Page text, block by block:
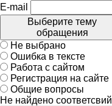
E-mail
Выберите тему
обращения
Не выбрано
Ошибка в тексте
Работа с сайтом
Регистрация на сайте
Общие вопросы
Не найдено соответсвий